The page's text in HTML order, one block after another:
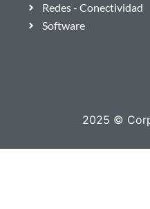
Redes - Conectividad
Software
2025 ©